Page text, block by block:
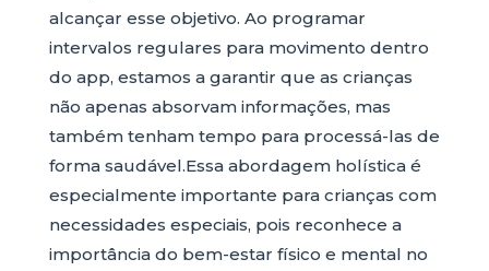
alcançar esse objetivo. Ao programar
intervalos regulares para movimento dentro
do app, estamos a garantir que as crianças
não apenas absorvam informações, mas
também tenham tempo para processá-las de
forma saudável.Essa abordagem holística é
especialmente importante para crianças com
necessidades especiais, pois reconhece a
importância do bem-estar físico e mental no